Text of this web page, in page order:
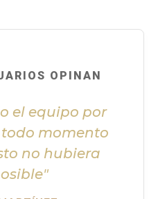
OPINAN
el equipo por
todo momento
no hubiera